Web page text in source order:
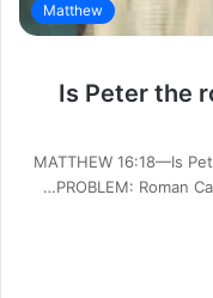
Matthew
Is Peter the
MATTHEW 16:18—Is
PROBLEM: Roman